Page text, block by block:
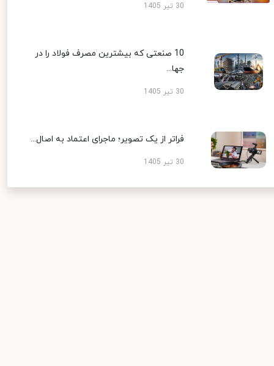
30 تیر 1405
10 صنعتی که بیشترین مصرف فولاد را در
جها...
30 تیر 1405
فراتر از یک تصویر؛ ماجرای اعتماد به اصال...
30 تیر 1405